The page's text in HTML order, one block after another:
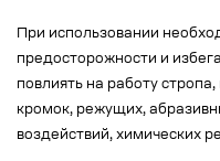
При использовании
предосторожности и
повлиять на работу
кромок, режущих,
воздействий, химических